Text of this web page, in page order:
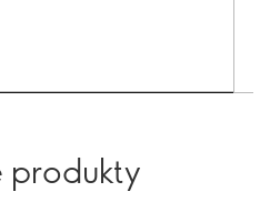
produkty